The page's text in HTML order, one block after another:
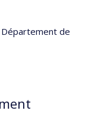
Département de